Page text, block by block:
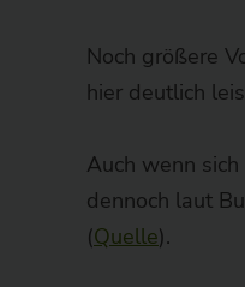
Noch größere
hier deutlich
Auch wenn
dennoch laut
(Quelle).